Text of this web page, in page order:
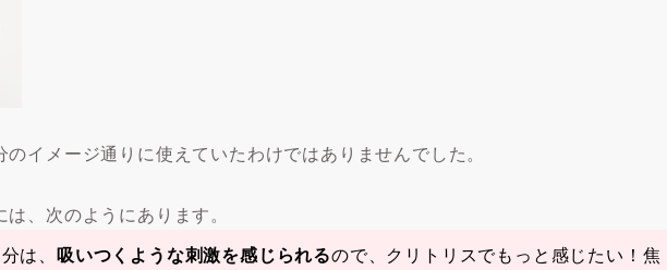
イメージ通りに使えていたわけではありませんでした。
、次のようにあります。
は、 吸いつくような刺激を感じられるので、クリトリスでもっと感じたい！焦